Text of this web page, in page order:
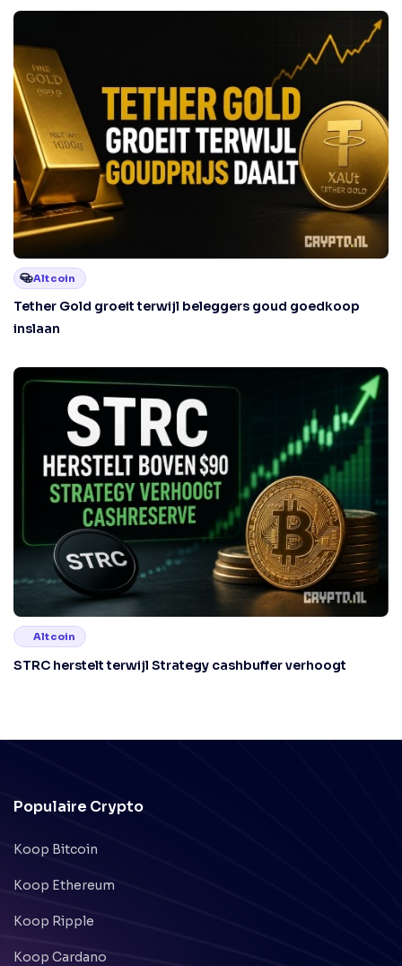
Altcoin
Tether Gold groeit terwijl beleggers goud goedkoop
inslaan
Altcoin
STRC herstelt terwijl Strategy cashbuffer verhoogt
Populaire Crypto
Koop Bitcoin
Koop Ethereum
Koop Ripple
Koop Cardano